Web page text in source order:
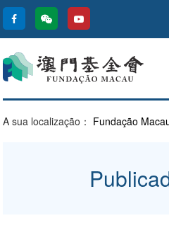
A sua localização： Fundação